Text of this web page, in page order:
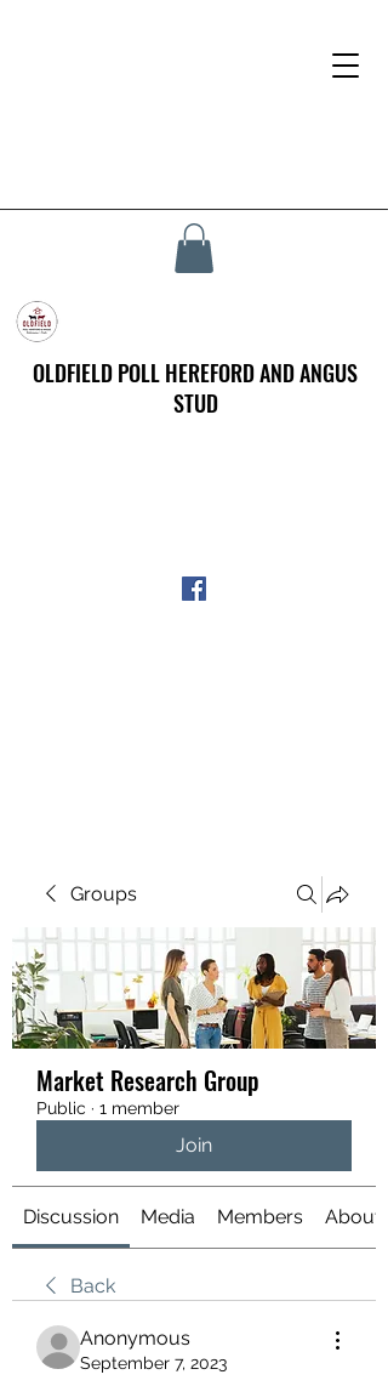
OLDFIELD POLL HEREFORD AND ANGUS
STUD
Groups
Market Research Group
Public · 1 member
Join
Discussion Media Members About
Back
Anonymous
September 7, 2023